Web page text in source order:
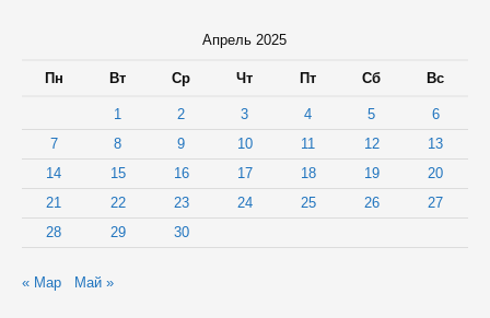
Апрель 2025
Пн Вт Ср Чт Пт Сб Вс
1 2 3 4 5
6
7
8 9 10 11 12
13
14
15 16 17 18 19
20
21
22 23 24 25 26
27
28
29 30
« Мар Май »